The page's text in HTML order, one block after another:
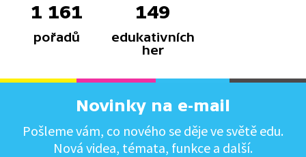
1 161
pořadů
149
edukativních
her
Novinky na e-mail
Pošleme vám, co nového se děje ve světě edu.
Nová videa, témata, funkce a další.